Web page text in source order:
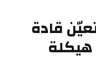
قادة
هيكلة